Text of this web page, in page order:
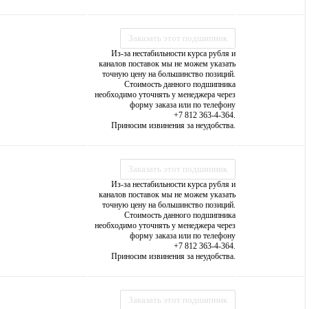
Заказать этот подшипник
Из-за нестабильности курса рубля и
каналов поставок мы не можем указать
точную цену на большинство позиций.
Стоимость данного подшипника
необходимо уточнять у менеджера через
форму заказа или по телефону
+7 812 363-4-364.
Приносим извинения за неудобства.
Заказать этот подшипник
Из-за нестабильности курса рубля и
каналов поставок мы не можем указать
точную цену на большинство позиций.
Стоимость данного подшипника
необходимо уточнять у менеджера через
форму заказа или по телефону
+7 812 363-4-364.
Приносим извинения за неудобства.
Заказать этот подшипник